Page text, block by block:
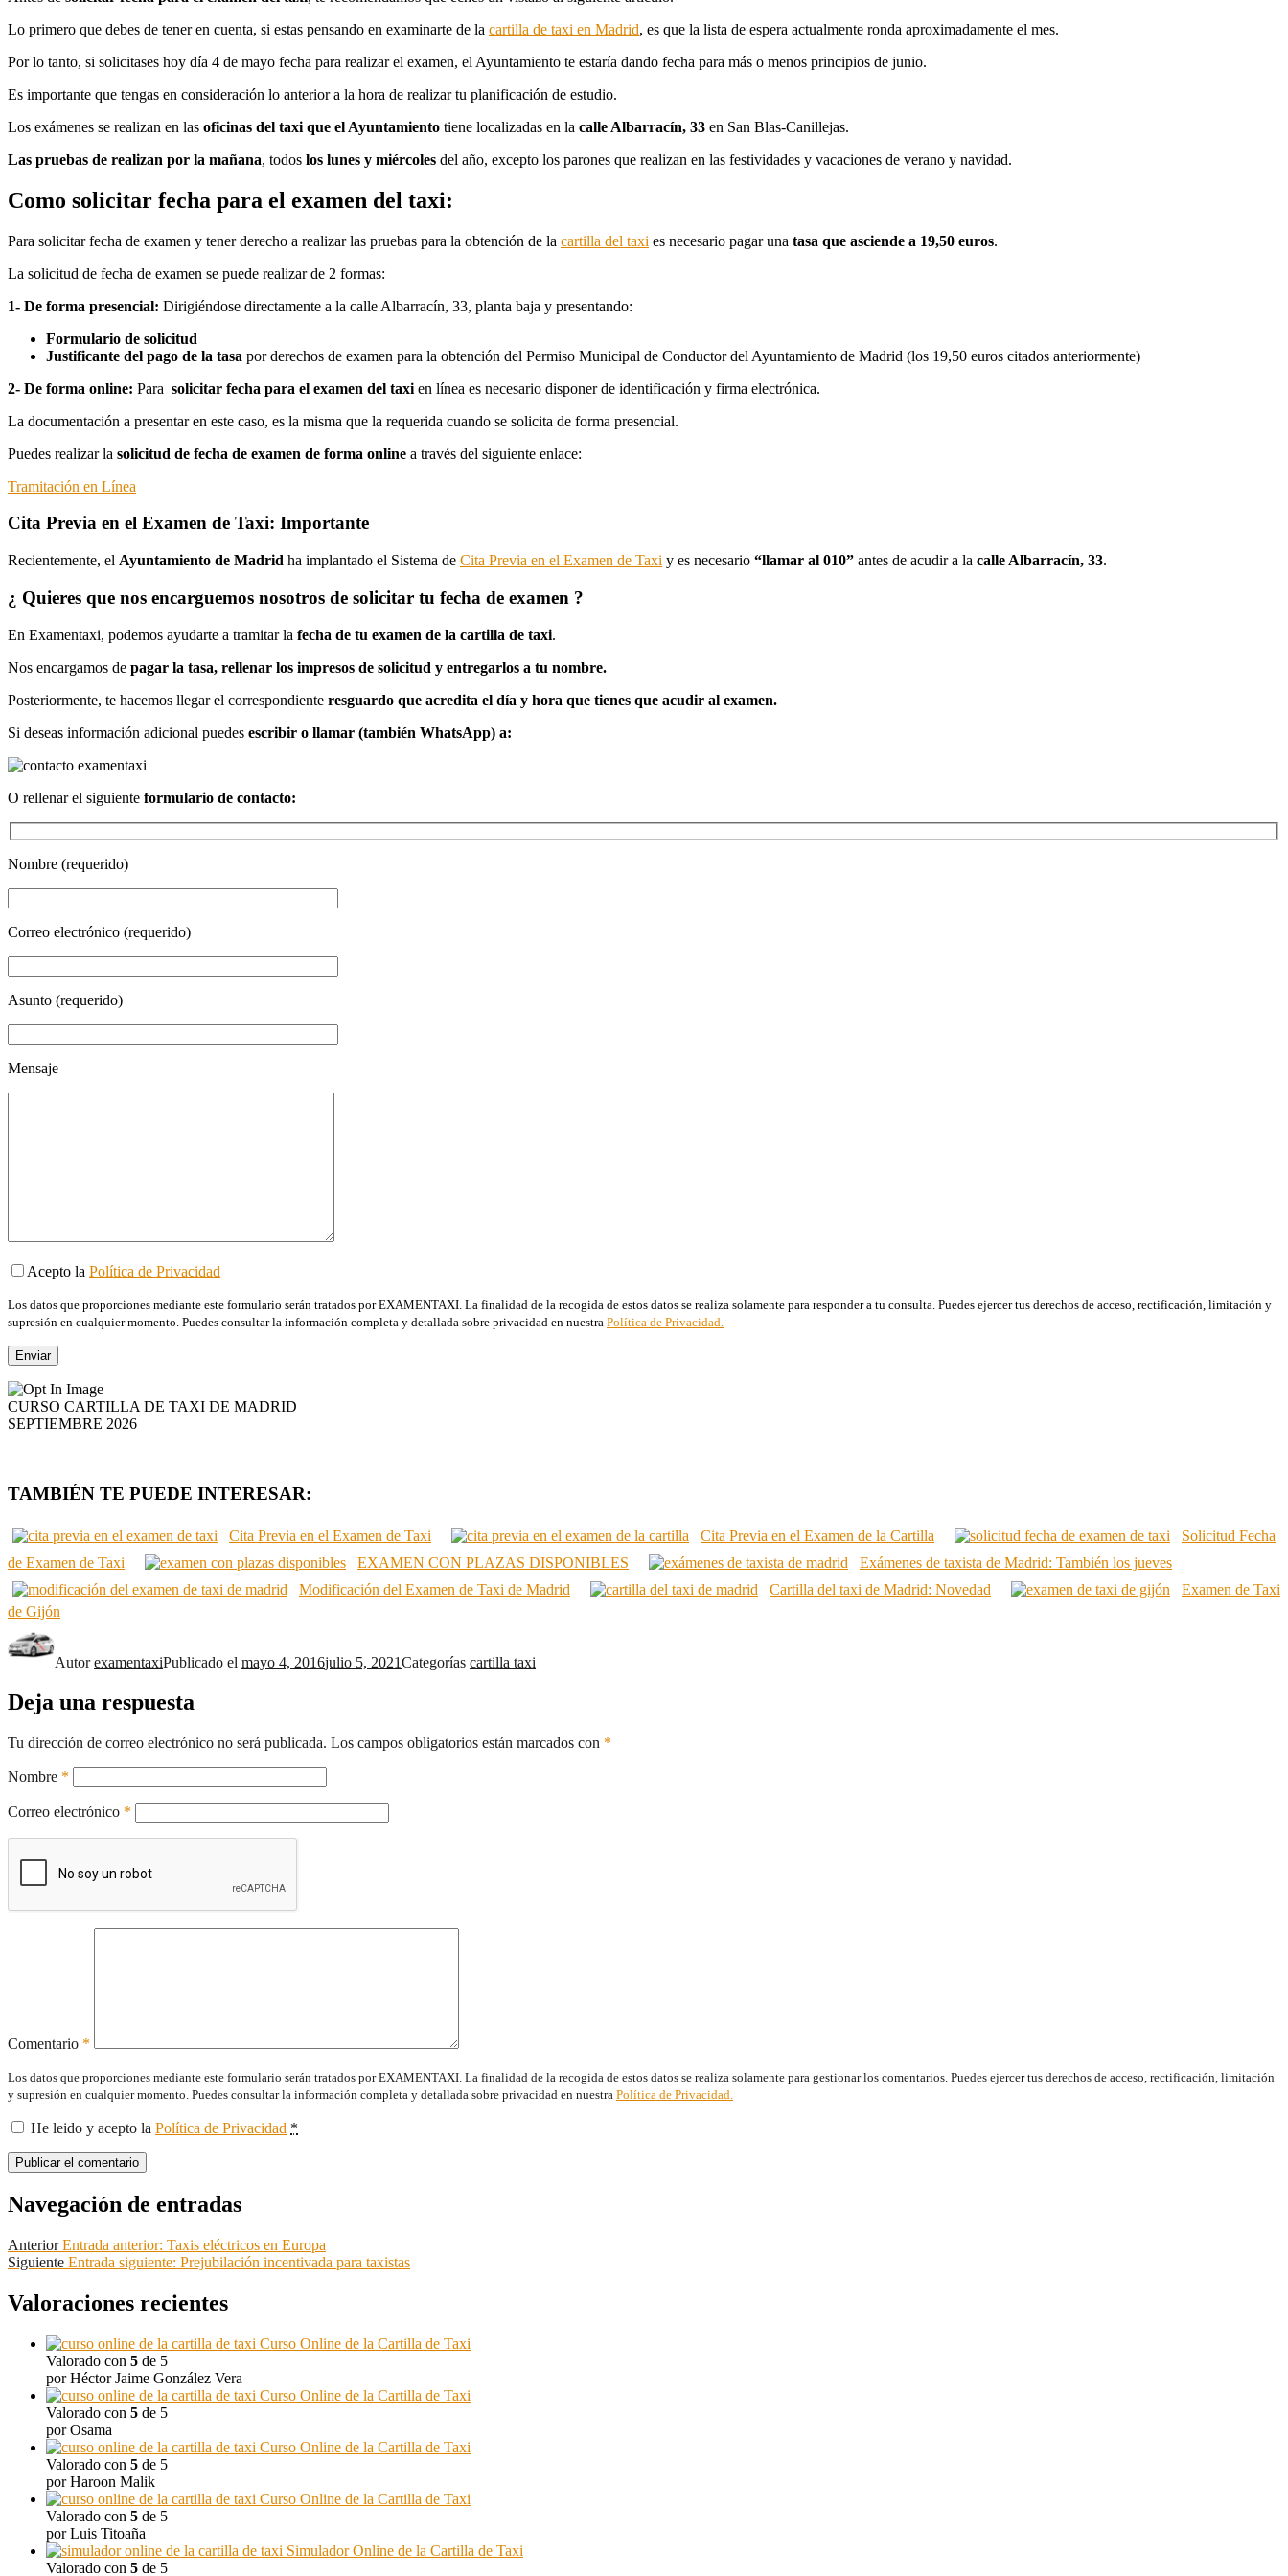
Lo primero que debes de tener en cuenta, si estas pensando en examinarte de la cartilla de taxi en Madrid, es que la lista de espera actualmente ronda aproximadamente el mes.
Por lo tanto, si solicitases hoy día 4 de mayo fecha para realizar el examen, el Ayuntamiento te estaría dando fecha para más o menos principios de junio.
Es importante que tengas en consideración lo anterior a la hora de realizar tu planificación de estudio.
Los exámenes se realizan en las oficinas del taxi que el Ayuntamiento tiene localizadas en la calle Albarracín, 33 en San Blas-Canillejas.
Las pruebas de realizan por la mañana, todos los lunes y miércoles del año, excepto los parones que realizan en las festividades y vacaciones de verano y navidad.
Como solicitar fecha para el examen del taxi:
Para solicitar fecha de examen y tener derecho a realizar las pruebas para la obtención de la cartilla del taxi es necesario pagar una tasa que asciende a 19,50 euros.
La solicitud de fecha de examen se puede realizar de 2 formas:
1- De forma presencial: Dirigiéndose directamente a la calle Albarracín, 33, planta baja y presentando:
Formulario de solicitud
Justificante del pago de la tasa por derechos de examen para la obtención del Permiso Municipal de Conductor del Ayuntamiento de Madrid (los 19,50 euros citados anteriormente)
2- De forma online: Para solicitar fecha para el examen del taxi en línea es necesario disponer de identificación y firma electrónica.
La documentación a presentar en este caso, es la misma que la requerida cuando se solicita de forma presencial.
Puedes realizar la solicitud de fecha de examen de forma online a través del siguiente enlace:
Tramitación en Línea
Cita Previa en el Examen de Taxi: Importante
Recientemente, el Ayuntamiento de Madrid ha implantado el Sistema de Cita Previa en el Examen de Taxi y es necesario “llamar al 010” antes de acudir a la calle Albarracín, 33.
¿ Quieres que nos encarguemos nosotros de solicitar tu fecha de examen ?
En Examentaxi, podemos ayudarte a tramitar la fecha de tu examen de la cartilla de taxi.
Nos encargamos de pagar la tasa, rellenar los impresos de solicitud y entregarlos a tu nombre.
Posteriormente, te hacemos llegar el correspondiente resguardo que acredita el día y hora que tienes que acudir al examen.
Si deseas información adicional puedes escribir o llamar (también WhatsApp) a:
O rellenar el siguiente formulario de contacto:
Nombre (requerido)
Correo electrónico (requerido)
Asunto (requerido)
Mensaje
Acepto la Política de Privacidad
Los datos que proporciones mediante este formulario serán tratados por EXAMENTAXI. La finalidad de la recogida de estos datos se realiza solamente para responder a tu consulta. Puedes ejercer tus derechos de acceso, rectificación, limitación y
supresión en cualquier momento. Puedes consultar la información completa y detallada sobre privacidad en nuestra Política de Privacidad.
CURSO CARTILLA DE TAXI DE MADRID
SEPTIEMBRE 2026
TAMBIÉN TE PUEDE INTERESAR:
Cita Previa en el Examen de Taxi Cita Previa en el Examen de la Cartilla
Solicitud Fecha
de Examen de Taxi
EXAMEN CON PLAZAS DISPONIBLES
Exámenes de taxista de Madrid: También los jueves
Modificación del Examen de Taxi de Madrid
Cartilla del taxi de Madrid: Novedad
Examen de Taxi
de Gijón
AutorexamentaxiPublicado el mayo 4, 2016julio 5, 2021Categorías cartilla taxi
Deja una respuesta
Tu dirección de correo electrónico no será publicada. Los campos obligatorios están marcados con *
Nombre *
Correo electrónico *
Comentario *
Los datos que proporciones mediante este formulario serán tratados por EXAMENTAXI. La finalidad de la recogida de estos datos se realiza solamente para gestionar los comentarios. Puedes ejercer tus derechos de acceso, rectificación, limitación
y supresión en cualquier momento. Puedes consultar la información completa y detallada sobre privacidad en nuestra Política de Privacidad.
He leido y acepto la Política de Privacidad *
Navegación de entradas
Anterior Entrada anterior: Taxis eléctricos en Europa
Siguiente Entrada siguiente: Prejubilación incentivada para taxistas
Valoraciones recientes
Curso Online de la Cartilla de Taxi
Valorado con 5 de 5
por Héctor Jaime González Vera
Curso Online de la Cartilla de Taxi
Valorado con 5 de 5
por Osama
Curso Online de la Cartilla de Taxi
Valorado con 5 de 5
por Haroon Malik
Curso Online de la Cartilla de Taxi
Valorado con 5 de 5
por Luis Titoaña
Simulador Online de la Cartilla de Taxi
Valorado con 5 de 5